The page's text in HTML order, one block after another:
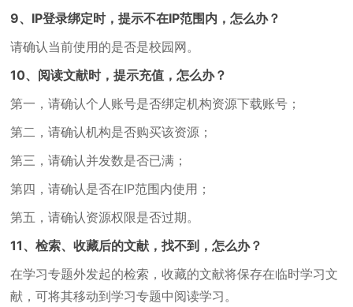
9、IP登录绑定时，提示不在IP范围内，怎么办？
请确认当前使用的是否是校园网。
10、阅读文献时，提示充值，怎么办？
第一，请确认个人账号是否绑定机构资源下载账号；
第二，请确认机构是否购买该资源；
第三，请确认并发数是否已满；
第四，请确认是否在IP范围内使用；
第五，请确认资源权限是否过期。
11、检索、收藏后的文献，找不到，怎么办？
在学习专题外发起的检索，收藏的文献将保存在临时学习文
献，可将其移动到学习专题中阅读学习。